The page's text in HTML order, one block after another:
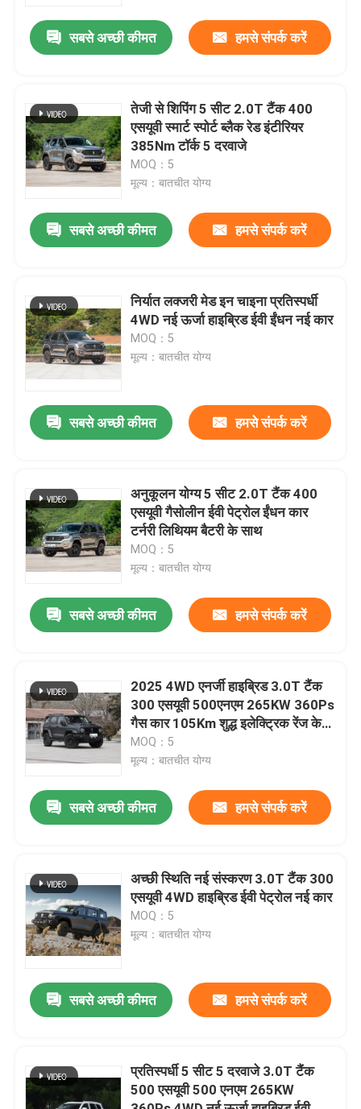
उत्पाद
हमारे बारे में
फैक्टरी यात्रा
हमसे संपर्क करें
समाचार
एक बोली का अनुरोध
गैसोलीन कार
सबसे अच्छी कीमत हमसे संपर्क करें
तेजी से शिपिंग 5 सीट 2.0T टैंक 400
एसयूवी स्मार्ट स्पोर्ट ब्लैक रेड इंटीरियर
385Nm टॉर्क 5 दरवाजे
MOQ：5
मूल्य：बातचीत योग्य
सबसे अच्छी कीमत हमसे संपर्क करें
निर्यात लक्जरी मेड इन चाइना प्रतिस्पर्धी
4WD नई ऊर्जा हाइब्रिड ईवी ईंधन नई कार
MOQ：5
मूल्य：बातचीत योग्य
सबसे अच्छी कीमत हमसे संपर्क करें
अनुकूलन योग्य 5 सीट 2.0T टैंक 400
एसयूवी गैसोलीन ईवी पेट्रोल ईंधन कार
टर्नरी लिथियम बैटरी के साथ
MOQ：5
मूल्य：बातचीत योग्य
सबसे अच्छी कीमत हमसे संपर्क करें
2025 4WD एनर्जी हाइब्रिड 3.0T टैंक
300 एसयूवी 500एनएम 265KW 360Ps
गैस कार 105Km शुद्ध इलेक्ट्रिक रेंज के
साथ ब्लैक / ग्रे इंटीरियर
MOQ：5
मूल्य：बातचीत योग्य
सबसे अच्छी कीमत हमसे संपर्क करें
अच्छी स्थिति नई संस्करण 3.0T टैंक 300
एसयूवी 4WD हाइब्रिड ईवी पेट्रोल नई कार
MOQ：5
मूल्य：बातचीत योग्य
सबसे अच्छी कीमत हमसे संपर्क करें
प्रतिस्पर्धी 5 सीट 5 दरवाजे 3.0T टैंक
500 एसयूवी 500 एनएम 265KW